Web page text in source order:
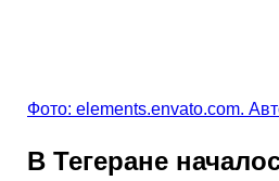
Фото: elements.envato.com.
В Тегеране